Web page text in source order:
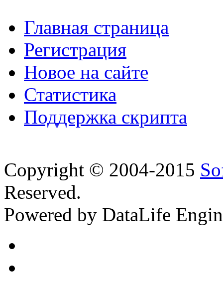
Главная страница
Регистрация
Новое на сайте
Статистика
Поддержка скрипта
Copyright © 2004-2015
Reserved.
Powered by DataLife